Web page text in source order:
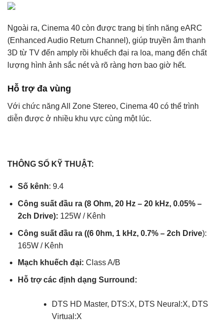
Ngoài ra, Cinema 40 còn được trang bị tính năng eARC
(Enhanced Audio Return Channel), giúp truyền âm thanh
3D từ TV đến amply rồi khuếch đại ra loa, mang đến chất
lượng hình ảnh sắc nét và rõ ràng hơn bao giờ hết.
Hỗ trợ đa vùng
Với chức năng All Zone Stereo, Cinema 40 có thể trình
diễn được ở nhiều khu vực cùng một lúc.
THÔNG SỐ KỸ THUẬT:
Số kênh: 9.4
Công suất đầu ra (8 Ohm, 20 Hz – 20 kHz, 0.05% –
2ch Drive): 125W / Kênh
Công suất đầu ra ((6 0hm, 1 kHz, 0.7% – 2ch Drive):
165W / Kênh
Mạch khuếch đại: Class A/B
Hỗ trợ các định dạng Surround:
DTS HD Master, DTS:X, DTS Neural:X, DTS
Virtual:X